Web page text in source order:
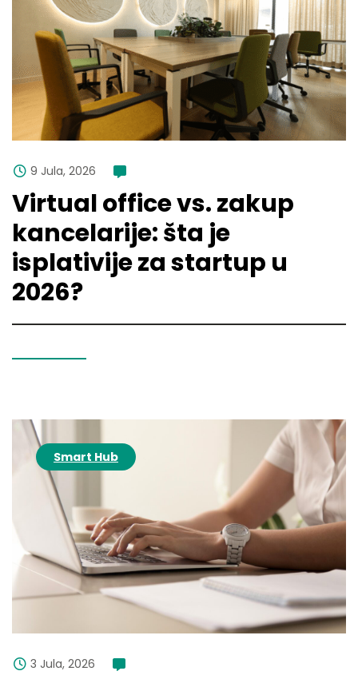
9 Jula, 2026
Virtual office vs. zakup
kancelarije: šta je
isplativije za startup u
2026?
Smart Hub
3 Jula, 2026